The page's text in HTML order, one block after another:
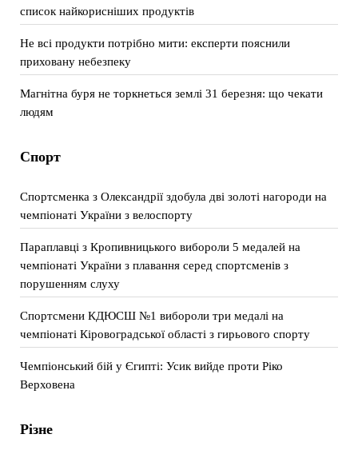
список найкорисніших продуктів
Не всі продукти потрібно мити: експерти пояснили
приховану небезпеку
Магнітна буря не торкнеться землі 31 березня: що чекати
людям
Спорт
Спортсменка з Олександрії здобула дві золоті нагороди на
чемпіонаті України з велоспорту
Параплавці з Кропивницького вибороли 5 медалей на
чемпіонаті України з плавання серед спортсменів з
порушенням слуху
Спортсмени КДЮСШ №1 вибороли три медалі на
чемпіонаті Кіровоградської області з гирьового спорту
Чемпіонський бій у Єгипті: Усик вийде проти Ріко
Верховена
Різне